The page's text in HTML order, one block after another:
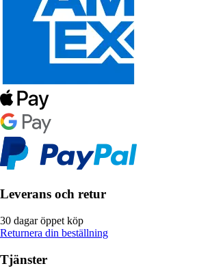
Leverans och retur
30 dagar öppet köp
Returnera din beställning
Tjänster